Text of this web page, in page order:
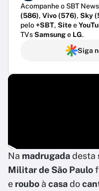
Acompanhe o SBT
(586), Vivo (576), Sky
pelo+SBT, Sitee
TVsSamsunge LG.
Siga
Na madrugadadesta
Militar de São Paulo
e roubo à casado